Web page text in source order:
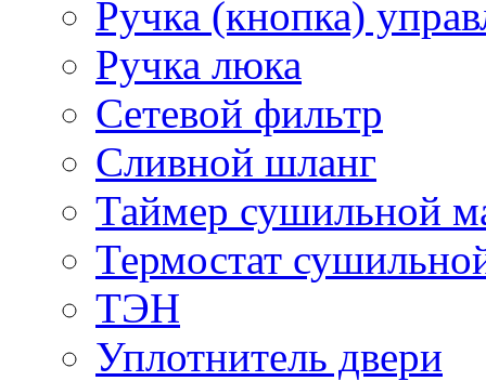
Ручка (кнопка)
Ручка люка
Сетевой фильтр
Сливной шланг
Таймер сушильной
Термостат
ТЭН
Уплотнитель двери